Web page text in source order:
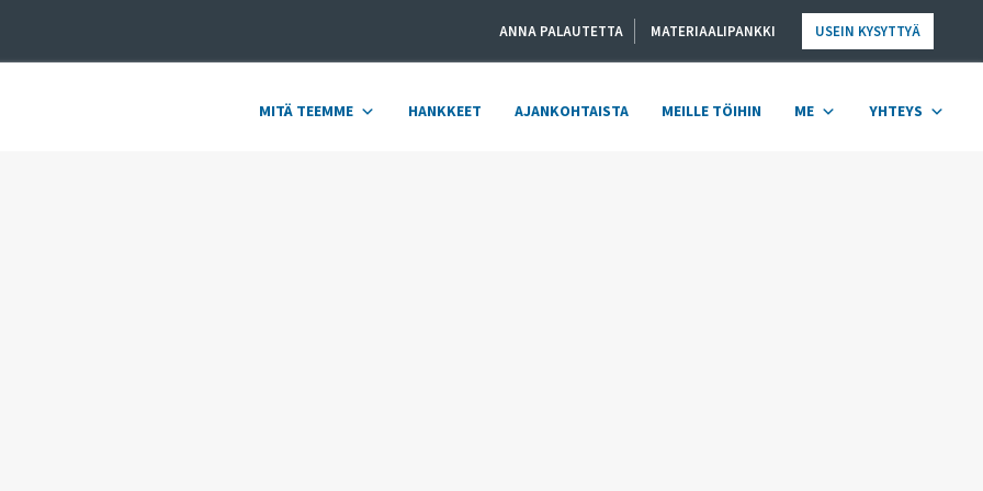
ANNA PALAUTETTA MATERIAALIPANKKI USEIN KYSYTTYÄ
MITÄ TEEMME HANKKEET AJANKOHTAISTA MEILLE TÖIHIN ME YHTEYS